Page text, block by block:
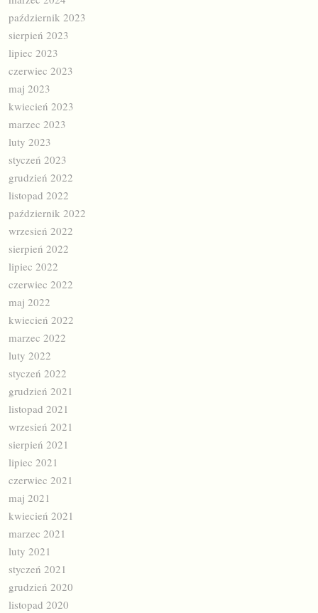
październik 2023
sierpień 2023
lipiec 2023
czerwiec 2023
maj 2023
kwiecień 2023
marzec 2023
luty 2023
styczeń 2023
grudzień 2022
listopad 2022
październik 2022
wrzesień 2022
sierpień 2022
lipiec 2022
czerwiec 2022
maj 2022
kwiecień 2022
marzec 2022
luty 2022
styczeń 2022
grudzień 2021
listopad 2021
wrzesień 2021
sierpień 2021
lipiec 2021
czerwiec 2021
maj 2021
kwiecień 2021
marzec 2021
luty 2021
styczeń 2021
grudzień 2020
listopad 2020